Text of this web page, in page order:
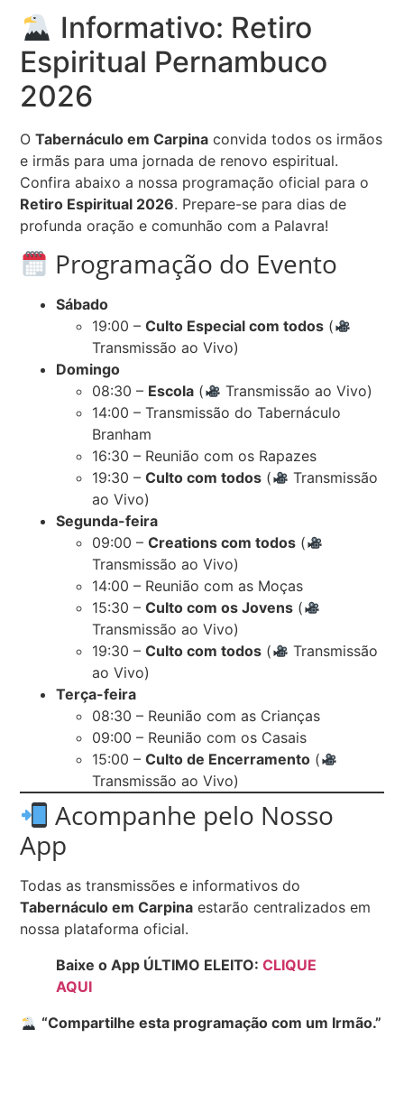
Informativo: Retiro
Espiritual Pernambuco
2026
OTabernáculo em Carpina convida todos os irmãos
e irmãs para uma jornada de renovo espiritual.
Confira abaixo a nossa programação oficial para o
Retiro Espiritual 2026. Prepare-se para dias de
profunda oração e comunhão com a Palavra!
Programação do Evento
Sábado
19:00 –Culto Especial com todos (
Transmissão ao Vivo)
Domingo
08:30 – Escola (
Transmissão ao Vivo)
14:00 – Transmissão do Tabernáculo
Branham
16:30 – Reunião com os Rapazes
19:30 –Culto com todos (
Transmissão
ao Vivo)
Segunda-feira
09:00 –Creations com todos (
Transmissão ao Vivo)
14:00 – Reunião com as Moças
15:30 –Culto com os Jovens (
Transmissão ao Vivo)
19:30 –Culto com todos (
Transmissão
ao Vivo)
Terça-feira
08:30 – Reunião com as Crianças
09:00 – Reunião com os Casais
15:00 –Culto de Encerramento (
Transmissão ao Vivo)
Acompanhe pelo Nosso
App
Todas as transmissões e informativos do
Tabernáculo em Carpina estarão centralizados em
nossa plataforma oficial.
Baixe o App ÚLTIMO ELEITO:CLIQUE
AQUI
“Compartilhe esta programação com um Irmão.”